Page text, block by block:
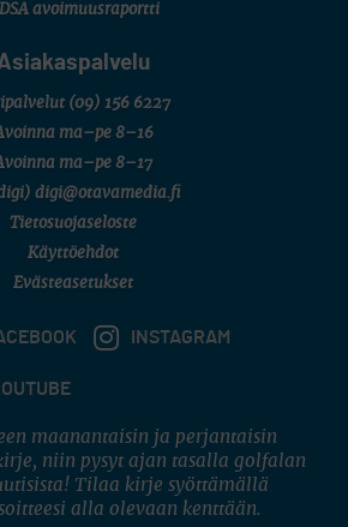
DSA avoimuusraportti
(09) 156 6227
ma–pe 8–16
ma–pe 8–17
digi@otavamedia.fi
Tietosuojaseloste
Käyttöehdot
Evästeasetukset
INSTAGRAM
maanantaisin ja perjantaisin
niin pysyt ajan tasalla golfalan
Tilaa kirje syöttämällä
alla olevaan kenttään.